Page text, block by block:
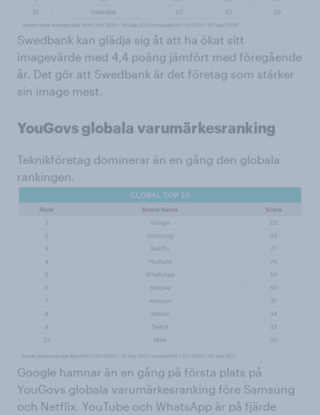
Swedbank kan glädja sig åt att ha ökat sitt
imagevärde med 4,4 poäng jämfört med föregående
år. Det gör att Swedbank är det företag som stärker
sin image mest.
YouGovs globala varumärkesranking
Teknikföretag dominerar än en gång den globala
rankingen.
Google hamnar än en gång på första plats på
YouGovs globala varumärkesranking före Samsung
och Netflix. YouTube och WhatsApp är på fjärde